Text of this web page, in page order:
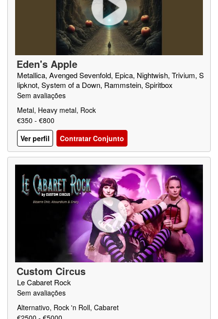
Eden's Apple
Metallica, Avenged Sevenfold, Epica, Nightwish, Trivium, S
lipknot, System of a Down, Rammstein, Spiritbox
Sem avaliações
Metal, Heavy metal, Rock
€350 - €800
Ver perfil
Contratar Conjunto
Custom Circus
Le Cabaret Rock
Sem avaliações
Alternativo, Rock 'n Roll, Cabaret